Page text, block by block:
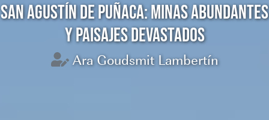
SAN AGUSTÍN DE PUÑACA: MINAS ABUNDANTES
Y PAISAJES DEVASTADOS
Ara Goudsmit Lambertín